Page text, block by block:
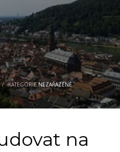
/ KATEGORIENEZAŘAZENÉ
na